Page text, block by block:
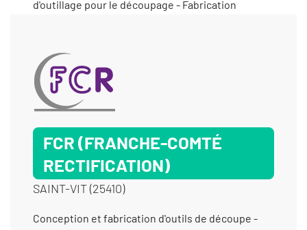
FCR (FRANCHE-COMTÉ
RECTIFICATION)
SAINT-VIT (25410)
Conception et fabrication d'outils de découpe -